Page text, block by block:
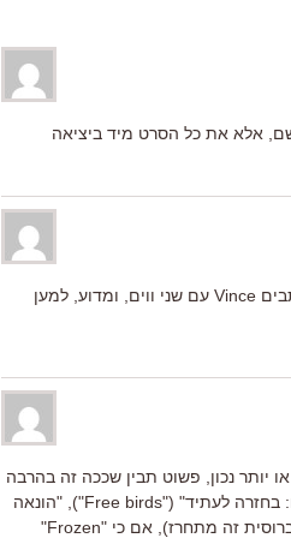
אלא את כל הסרט מיד ביציאה
אולי השינוי מתייחס לאיות של השם של כוכב הסרט. ממתי כותבים Vince עם שני ווים, ומדוע, למען
יותר נכון, פשוט תבין שככה זה בהרבה
מוקומות, הנה תרגומים של אותם הסרטים לרוסית: "תרנהודים: בחזרה לעתיד" ("Free birds"), "הונאה
נוסח אמריקה" , "אבא-בחור כארז" (או משהו כזה, בכל מקרה, ברוסית זה מתחרז), אם כי "Frozen"